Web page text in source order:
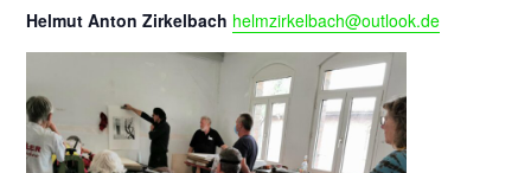
Helmut Anton Zirkelbach helmzirkelbach@outlook.de